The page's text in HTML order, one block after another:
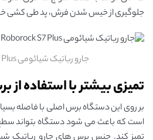
جلوگیری از خیس شدن فرش، پد طی کشی خود
جارو رباتیک شیائومی Roborock S7 Plus
تمیزی بیشتر با استفاده
بر روی این دستگاه برس اصلی با فاصله
است که باعث می شود دستگاه بتواند سطح‌